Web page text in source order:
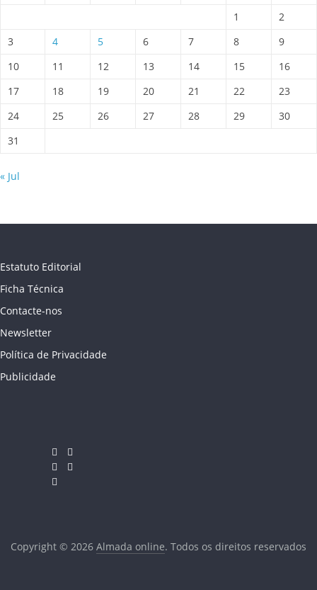
1
2
3
4 5 6 7 8
9
10
11 12 13 14 15
16
17
18 19 20 21 22
23
24
25 26 27 28 29
30
31
« Jul
Estatuto Editorial
Ficha Técnica
Contacte-nos
Newsletter
Política de Privacidade
Publicidade
Copyright © 2026 Almada online. Todos os direitos reservados